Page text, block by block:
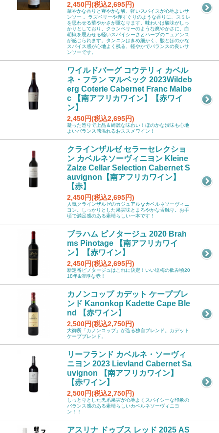
2,450円(税込2,695円)
華やかな香りと爽やかな酸、軽いスパイスが心地よいサ
ンソー 。ラズベリーや赤すぐりのような香りに、スミレ
を思わせる華やかさが重なります。味わいは酸味がしっ
かりとしており、クランベリーのような爽やかさに、白
胡椒を思わせる軽いスパイシーさとハーブのニュアンス
が感じられます。タンニンはきめ細かく、酸とほのかな
スパイス感が心地よく残る、軽やかでバランスの良いサ
ンソーです。
ワイルドバーグ コウテリィ カベル
ネ・フラン マルベック 2023Wildeb
erg Coterie Cabernet Franc Malbe
c 【南アフリカワイン】【赤ワイ
ン】
2,450円(税込2,695円)
凝った造りで上品＆綺麗な味わい！ほのかな渋味も心地
よいバランス感溢れるおススメワイン！
クラインザルゼ セラーセレクショ
ン カベルネソーヴィニヨン Kleine
Zalze Cellar Selection Cabernet S
auvignon【南アフリカワイン】
【赤】
2,450円(税込2,695円)
人気クラインザルゼのカジュアルなカベルネソーヴィニ
ヨン。しっかりとした果実味とまろやかな舌触り。お手
頃で満足感のある素晴らしい一本です！
ブラハム ピノタージュ 2020 Brah
ms Pinotage 【南アフリカワイ
ン】【赤ワイン】
2,450円(税込2,695円)
新定番ピノタージュはこれに決定！いい塩梅の飲み頃20
18年&濃厚な赤！
カノンコップ カデット ケープブレ
ンド Kanonkop Kadette Cape Ble
nd 【赤ワイン】
2,500円(税込2,750円)
大御所「カノンコップ」が造る独自ブレンド。カデット
ケープブレンド。
リーフランド カベルネ・ソーヴィ
ニヨン 2023 Lievland Cabernet Sa
uvignon 【南アフリカワイン】
【赤ワイン】
2,500円(税込2,750円)
しっとりとした黒系果実が心地よくスパイシーな印象の
バランス感のある素晴らしいカベルネソーヴィニヨ
ン！！
アスリナ ドゥブス レッド 2025 AS